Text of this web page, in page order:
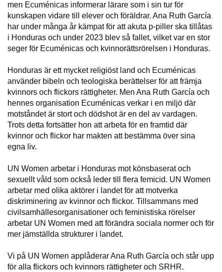
men Ecuménicas informerar lärare som i sin tur för
kunskapen vidare till elever och föräldrar. Ana Ruth García
har under många år kämpat för att akuta p-piller ska tillåtas
i Honduras och under 2023 blev så fallet, vilket var en stor
seger för Ecuménicas och kvinnorättsrörelsen i Honduras.
Honduras är ett mycket religiöst land och Ecuménicas
använder bibeln och teologiska berättelser för att främja
kvinnors och flickors rättigheter. Men Ana Ruth García och
hennes organisation Ecuménicas verkar i en miljö där
motståndet är stort och dödshot är en del av vardagen.
Trots detta fortsätter hon att arbeta för en framtid där
kvinnor och flickor har makten att bestämma över sina
egna liv.
UN Women arbetar i Honduras mot könsbaserat och
sexuellt våld som också leder till flera femicid. UN Women
arbetar med olika aktörer i landet för att motverka
diskriminering av kvinnor och flickor. Tillsammans med
civilsamhällesorganisationer och feministiska rörelser
arbetar UN Women med att förändra sociala normer och för
mer jämställda strukturer i landet.
Vi på UN Women applåderar Ana Ruth García och står upp
för alla flickors och kvinnors rättigheter och SRHR.